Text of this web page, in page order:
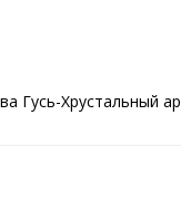
Гусь-Хрустальный